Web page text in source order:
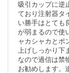
吸引カップに逆
ており注射器タ
い勝手はとても
が弱まるので使
ャカシャカとポ
上げしっかり
なので過信は禁
お勧めします。